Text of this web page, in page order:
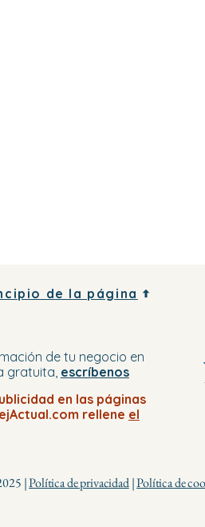
de la página
de tu negocio en
gratuita, escríbenos
en las páginas
rellene el
|Política de privacidad|Política de